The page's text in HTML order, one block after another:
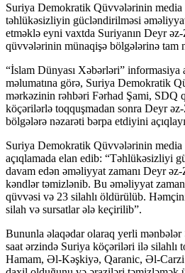
Suriya Demokratik Qüvvələrinin media
təhlükəsizliyin gücləndirilməsi
etməklə eyni vaxtda Suriyanın Deyr
qüvvələrinin münaqişə bölgələrinə tam
“İslam Dünyası Xəbərləri” informasiya
məlumatına görə, Suriya Demokratik
mərkəzinin rəhbəri Fərhad Şami, SDQ
köçərilərlə toqquşmadan sonra Deyr
bölgələrə nəzarəti bərpa etdiyini
Suriya Demokratik Qüvvələrinin
açıqlamada elan edib: “Təhlükəsizliyi
davam edən əməliyyat zamanı Deyr
kəndlər təmizlənib. Bu əməliyyat
qüvvəsi və 23 silahlı öldürülüb.
silah və sursatlar ələ keçirilib”.
Bununla əlaqədar olaraq yerli
saat ərzində Suriya köçəriləri ilə silahlı
Hamam, Əl-Kəşkiyə, Qaranic, Əl-